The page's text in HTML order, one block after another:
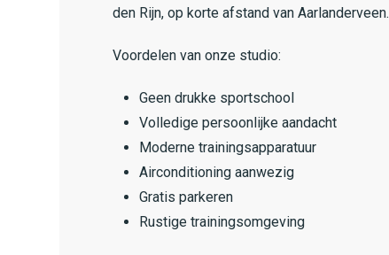
den Rijn, op korte afstand van Aarlanderveen.
Voordelen van onze studio:
Geen drukke sportschool
Volledige persoonlijke aandacht
Moderne trainingsapparatuur
Airconditioning aanwezig
Gratis parkeren
Rustige trainingsomgeving